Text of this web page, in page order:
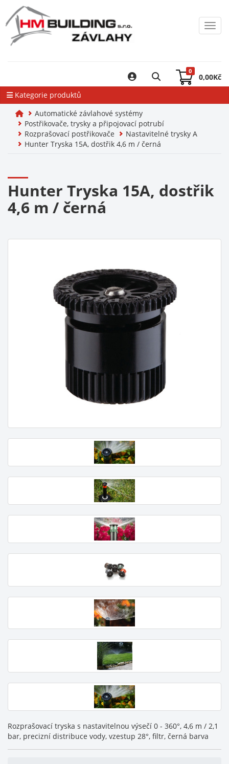
0
0,00Kč
Kategorie produktů
Automatické závlahové systémy
Postřikovače, trysky a připojovací potrubí
Rozprašovací postřikovače
Nastavitelné trysky A
Hunter Tryska 15A, dostřik 4,6 m / černá
Hunter Tryska 15A, dostřik
4,6 m / černá
Rozprašovací tryska s nastavitelnou výsečí 0 - 360°, 4,6 m / 2,1
bar, precizní distribuce vody, vzestup 28°, filtr, černá barva